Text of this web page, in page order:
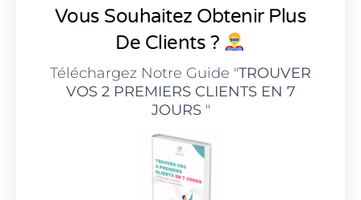
Vous Souhaitez Obtenir Plus
De Clients ?
Téléchargez Notre Guide "TROUVER
VOS 2 PREMIERS CLIENTS EN 7
JOURS"